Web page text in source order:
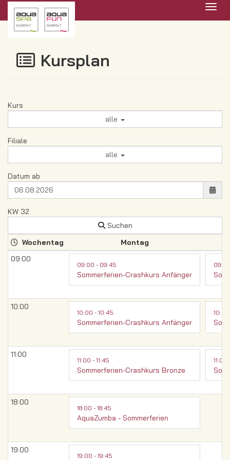
Kursplan
Kurs
alle
Filiale
alle
Datum ab
KW 32
Suchen
Wochentag
Montag
09:00
09:00 - 09:45
Sommerferien-Crashkurs Anfänger
10:00
10:00 - 10:45
Sommerferien-Crashkurs Anfänger
11:00
11:00 - 11:45
Sommerferien-Crashkurs Bronze
11:00
18:00
18:00 - 18:45
AquaZumba - Sommerferien
19:00
19:00 - 19:45